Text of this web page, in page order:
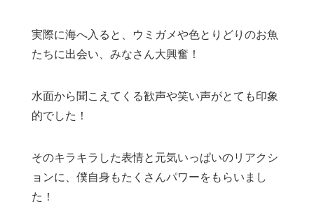
実際に海へ入ると、ウミガメや色とりどりのお魚
たちに出会い、みなさん大興奮！
水面から聞こえてくる歓声や笑い声がとても印象
的でした！
そのキラキラした表情と元気いっぱいのリアクシ
ョンに、僕自身もたくさんパワーをもらいまし
た！